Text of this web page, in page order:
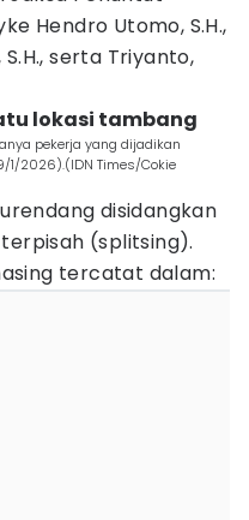
Hendro Utomo, S.H.,
S.H., serta Triyanto,
lokasi tambang
pekerja yang dijadikan
1/2026).(IDN Times/Cokie
disidangkan
(splitsing).
tercatat dalam: